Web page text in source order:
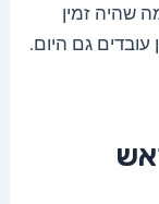
שהיה זמין
עובדים גם היום.